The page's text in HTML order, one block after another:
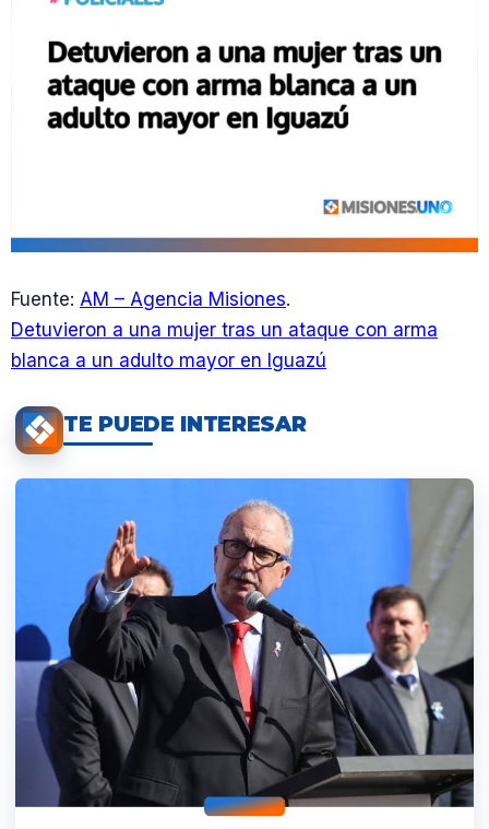
Fuente: AM – Agencia Misiones.
Detuvieron a una mujer tras un ataque con arma
blanca a un adulto mayor en Iguazú
TE PUEDE INTERESAR